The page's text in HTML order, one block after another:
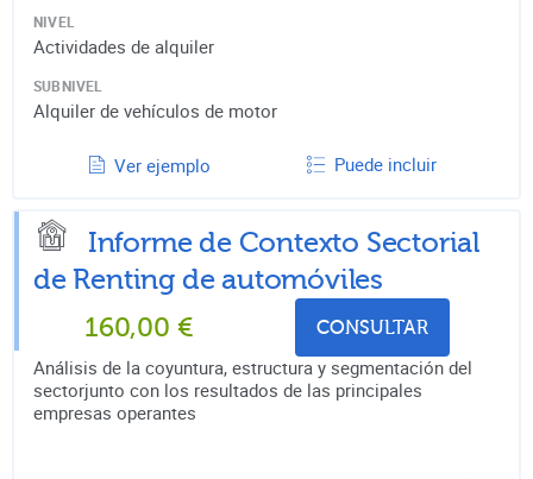
NIVEL
Actividades de alquiler
SUBNIVEL
Alquiler de vehículos de motor
Ver ejemplo Puede incluir
Informe de Contexto Sectorial
de Renting de automóviles
160,00 € CONSULTAR
Análisis de la coyuntura, estructura y segmentación del
sectorjunto con los resultados de las principales
empresas operantes